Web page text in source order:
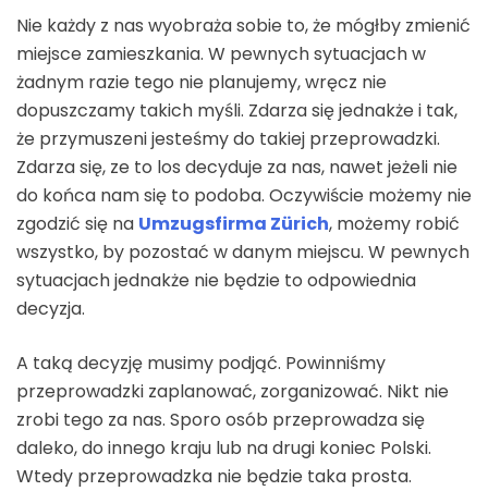
Nie każdy z nas wyobraża sobie to, że mógłby zmienić
miejsce zamieszkania. W pewnych sytuacjach w
żadnym razie tego nie planujemy, wręcz nie
dopuszczamy takich myśli. Zdarza się jednakże i tak,
że przymuszeni jesteśmy do takiej przeprowadzki.
Zdarza się, ze to los decyduje za nas, nawet jeżeli nie
do końca nam się to podoba. Oczywiście możemy nie
zgodzić się na Umzugsfirma Zürich, możemy robić
wszystko, by pozostać w danym miejscu. W pewnych
sytuacjach jednakże nie będzie to odpowiednia
decyzja.
A taką decyzję musimy podjąć. Powinniśmy
przeprowadzki zaplanować, zorganizować. Nikt nie
zrobi tego za nas. Sporo osób przeprowadza się
daleko, do innego kraju lub na drugi koniec Polski.
Wtedy przeprowadzka nie będzie taka prosta.